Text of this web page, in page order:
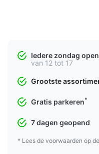
Iedere zondag open
van 12 tot 17
Grootste
Gratis parkeren*
7 dagen geopend
* Lees de voorwaarden op de